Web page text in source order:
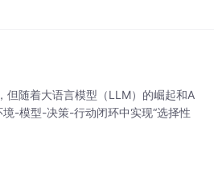
随着大语言模型（LLM）的崛起和A
-模型-决策-行动闭环中实现“选择性